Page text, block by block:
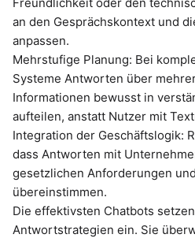
an den Gesprächskontext und
anpassen.
Mehrstufige Planung: Bei
Systeme Antworten über
Informationen bewusst in
aufteilen, anstatt Nutzer mit
Integration der Geschäftslogik:
dass Antworten mit
gesetzlichen Anforderungen
übereinstimmen.
Die effektivsten Chatbots
Antwortstrategien ein. Sie